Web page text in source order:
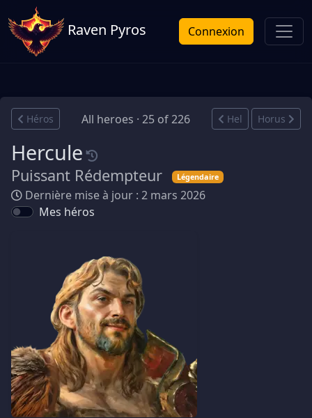
Raven Pyros Connexion
Héros All heroes · 25 of 226 Hel Horus
Hercule
Puissant Rédempteur Légendaire
Dernière mise à jour : 2 mars 2026
Mes héros